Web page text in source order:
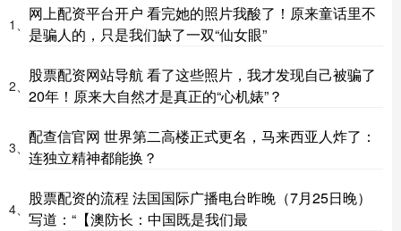
1、
网上配资平台开户 看完她的照片我酸了！原来童话里不
是骗人的，只是我们缺了一双“仙女眼”
2、
股票配资网站导航 看了这些照片，我才发现自己被骗了
20年！原来大自然才是真正的“心机婊”？
3、
配查信官网 世界第二高楼正式更名，马来西亚人炸了：
连独立精神都能换？
4、
股票配资的流程 法国国际广播电台昨晚（7月25日晚）
写道：“【澳防长：中国既是我们最